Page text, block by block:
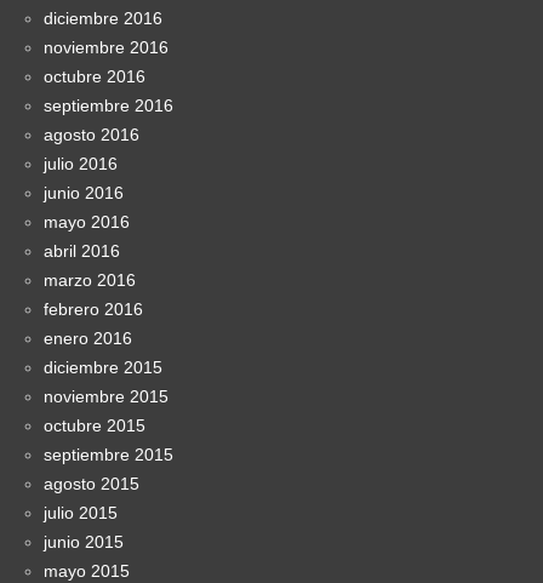
diciembre 2016
noviembre 2016
octubre 2016
septiembre 2016
agosto 2016
julio 2016
junio 2016
mayo 2016
abril 2016
marzo 2016
febrero 2016
enero 2016
diciembre 2015
noviembre 2015
octubre 2015
septiembre 2015
agosto 2015
julio 2015
junio 2015
mayo 2015